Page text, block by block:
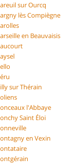
sur Ourcq
lès Compiègne
en Beauvaisis
sur Thérain
l'Abbaye
Saint Éloi
en Vexin